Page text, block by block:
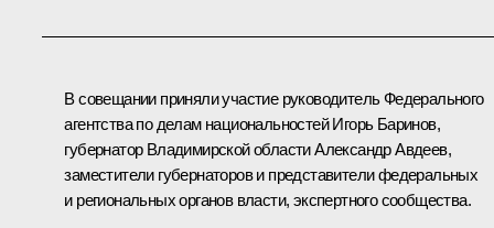
В совещании приняли участие руководитель Федерального
агентства по делам национальностей Игорь Баринов,
губернатор Владимирской области Александр Авдеев,
заместители губернаторов и представители федеральных
и региональных органов власти, экспертного сообщества.